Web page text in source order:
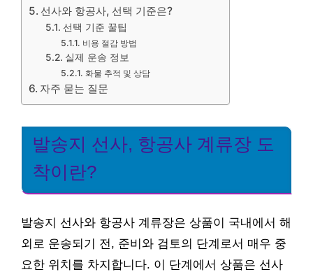
선사와 항공사, 선택 기준은?
선택 기준 꿀팁
비용 절감 방법
실제 운송 정보
화물 추적 및 상담
자주 묻는 질문
발송지 선사, 항공사 계류장 도
착이란?
발송지 선사와 항공사 계류장은 상품이 국내에서 해
외로 운송되기 전, 준비와 검토의 단계로서 매우 중
요한 위치를 차지합니다. 이 단계에서 상품은 선사